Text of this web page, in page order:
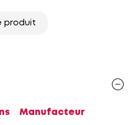
produit
Manufacteur